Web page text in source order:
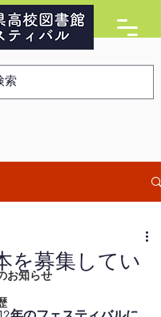
お知らせ
を募集してい